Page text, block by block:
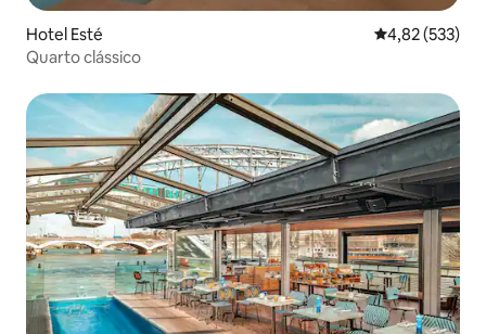
Hotel Esté 4,82 de uma
4,82 (533)
Quarto clássico